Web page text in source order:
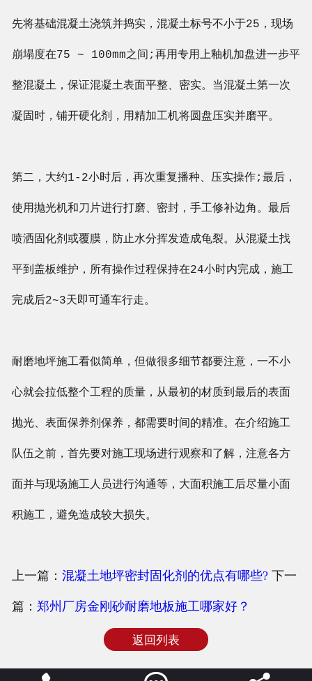
先将基础混凝土浇筑并捣实，混凝土标号不小于25，现场
崩塌度在75 ~ 100mm之间;再用专用上釉机加盘进一步平
整混凝土，保证混凝土表面平整、密实。当混凝土第一次
凝固时，铺开硬化剂，用精加工机将圆盘压实并磨平。
第二，大约1-2小时后，再次重复播种、压实操作;最后，
使用抛光机和刀片进行打磨、密封，手工修补边角。最后
喷洒固化剂或覆膜，防止水分挥发造成龟裂。从混凝土找
平到盖板维护，所有操作过程保持在24小时内完成，施工
完成后2~3天即可通车行走。
耐磨地坪施工看似简单，但做很多细节都要注意，一不小
心就会拉低整个工程的质量，从最初的材质到最后的表面
抛光、表面保养剂保养，都需要时间的精准。在介绍施工
队伍之前，首先要对施工现场进行观察和了解，注意各方
面并与现场施工人员进行沟通等，大面积施工后尽量小面
积施工，避免造成较大损失。
上一篇： 混凝土地坪密封固化剂的优点有哪些?下一
篇： 郑州厂房金刚砂耐磨地板施工哪家好？
返回列表